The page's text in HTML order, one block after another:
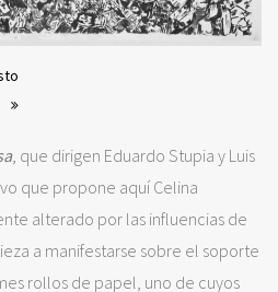
, que dirigen Eduardo Stupia y Luis
que propone aquí Celina
alterado por las influencias de
a manifestarse sobre el soporte
rollos de papel, uno de cuyos